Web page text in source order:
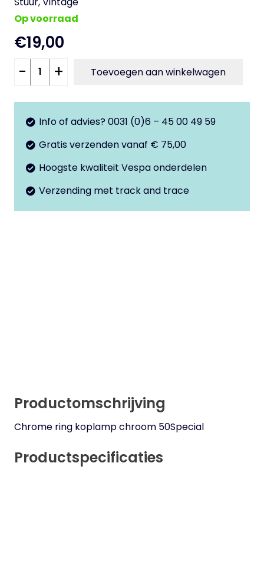
Op voorraad
€19,00
Chrome
ring
koplamp
chroom
aantal
- + Toevoegen aan winkelwagen
Info of advies? 0031 (0)6 – 45 00 49 59
Gratis verzenden vanaf € 75,00
Hoogste kwaliteit Vespa onderdelen
Verzending met track and trace
Productomschrijving
Chrome ring koplamp chroom 50Special
Productspecificaties